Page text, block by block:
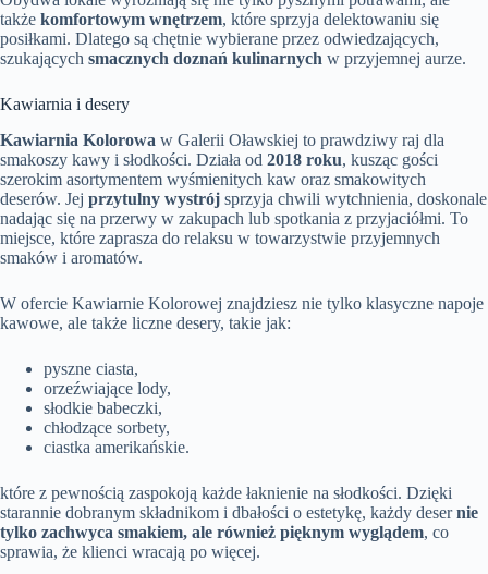
także komfortowym wnętrzem, które sprzyja delektowaniu się
posiłkami. Dlatego są chętnie wybierane przez odwiedzających,
szukających smacznych doznań kulinarnych w przyjemnej aurze.
Kawiarnia i desery
Kawiarnia Kolorowa w Galerii Oławskiej to prawdziwy raj dla
smakoszy kawy i słodkości. Działa od 2018 roku, kusząc gości
szerokim asortymentem wyśmienitych kaw oraz smakowitych
deserów. Jej przytulny wystrój sprzyja chwili wytchnienia, doskonale
nadając się na przerwy w zakupach lub spotkania z przyjaciółmi. To
miejsce, które zaprasza do relaksu w towarzystwie przyjemnych
smaków i aromatów.
W ofercie Kawiarnie Kolorowej znajdziesz nie tylko klasyczne napoje
kawowe, ale także liczne desery, takie jak:
pyszne ciasta,
orzeźwiające lody,
słodkie babeczki,
chłodzące sorbety,
ciastka amerikańskie.
które z pewnością zaspokoją każde łaknienie na słodkości. Dzięki
starannie dobranym składnikom i dbałości o estetykę, każdy desernie
tylko zachwyca smakiem, ale również pięknym wyglądem, co
sprawia, że klienci wracają po więcej.